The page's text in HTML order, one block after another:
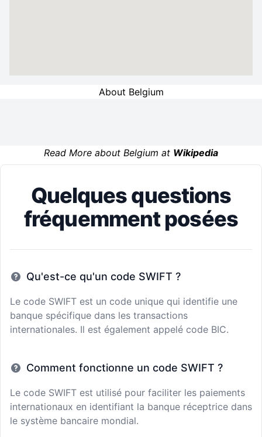
About Belgium
Read More about Belgium at Wikipedia
Quelques questions
fréquemment posées
Qu'est-ce qu'un code SWIFT ?
Le code SWIFT est un code unique qui identifie une
banque spécifique dans les transactions
internationales. Il est également appelé code BIC.
Comment fonctionne un code SWIFT ?
Le code SWIFT est utilisé pour faciliter les paiements
internationaux en identifiant la banque réceptrice dans
le système bancaire mondial.